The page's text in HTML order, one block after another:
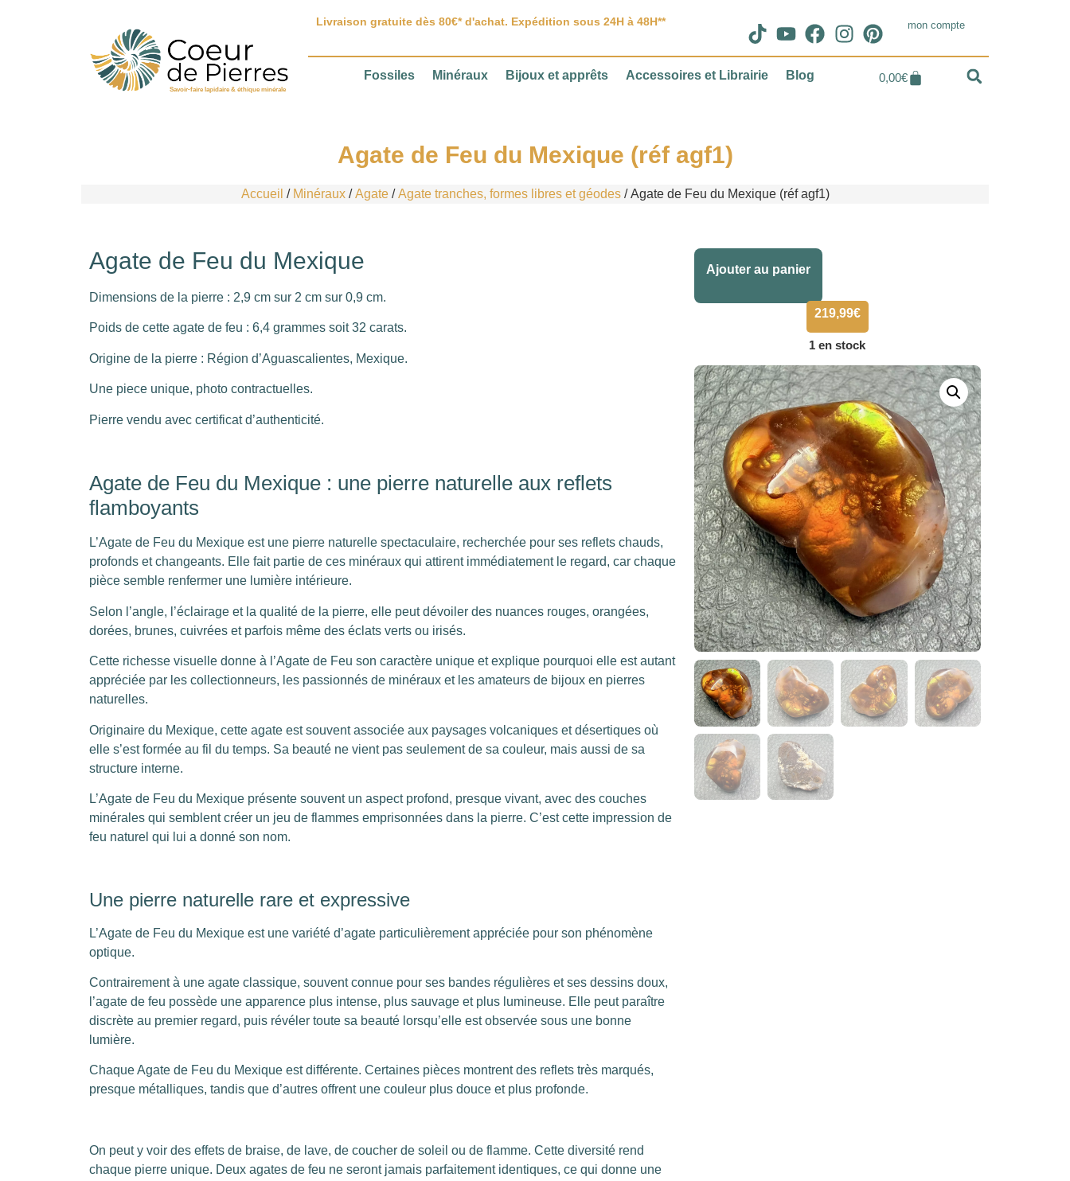
Savoir-faire lapidaire & éthique minérale
Livraison gratuite dès 80€* d'achat. Expédition sous 24H à 48H** mon compte
Fossiles Minéraux Bijoux et apprêts Accessoires et Librairie Blog 0,00€
Agate de Feu du Mexique (réf agf1)
Accueil / Minéraux/Agate/Agate tranches, formes libres et géodes/ Agate de Feu du Mexique (réf agf1)
Agate de Feu du Mexique
Dimensions de la pierre : 2,9 cm sur 2 cm sur 0,9 cm.
Poids de cette agate de feu : 6,4 grammes soit 32 carats.
Origine de la pierre : Région d’Aguascalientes, Mexique.
Une piece unique, photo contractuelles.
Pierre vendu avec certificat d’authenticité.
Agate de Feu du Mexique : une pierre naturelle aux reflets
flamboyants
L’Agate de Feu du Mexique est une pierre naturelle spectaculaire, recherchée pour ses reflets chauds,
profonds et changeants. Elle fait partie de ces minéraux qui attirent immédiatement le regard, car chaque
pièce semble renfermer une lumière intérieure.
Selon l’angle, l’éclairage et la qualité de la pierre, elle peut dévoiler des nuances rouges, orangées,
dorées, brunes, cuivrées et parfois même des éclats verts ou irisés.
Cette richesse visuelle donne à l’Agate de Feu son caractère unique et explique pourquoi elle est autant
appréciée par les collectionneurs, les passionnés de minéraux et les amateurs de bijoux en pierres
naturelles.
Originaire du Mexique, cette agate est souvent associée aux paysages volcaniques et désertiques où
elle s’est formée au fil du temps. Sa beauté ne vient pas seulement de sa couleur, mais aussi de sa
structure interne.
L’Agate de Feu du Mexique présente souvent un aspect profond, presque vivant, avec des couches
minérales qui semblent créer un jeu de flammes emprisonnées dans la pierre. C’est cette impression de
feu naturel qui lui a donné son nom.
Une pierre naturelle rare et expressive
L’Agate de Feu du Mexique est une variété d’agate particulièrement appréciée pour son phénomène
optique.
Contrairement à une agate classique, souvent connue pour ses bandes régulières et ses dessins doux,
l’agate de feu possède une apparence plus intense, plus sauvage et plus lumineuse. Elle peut paraître
discrète au premier regard, puis révéler toute sa beauté lorsqu’elle est observée sous une bonne
lumière.
Chaque Agate de Feu du Mexique est différente. Certaines pièces montrent des reflets très marqués,
presque métalliques, tandis que d’autres offrent une couleur plus douce et plus profonde.
On peut y voir des effets de braise, de lave, de coucher de soleil ou de flamme. Cette diversité rend
chaque pierre unique. Deux agates de feu ne seront jamais parfaitement identiques, ce qui donne une
219,99€
1 en stock
Ajouter au panier
Alternative: